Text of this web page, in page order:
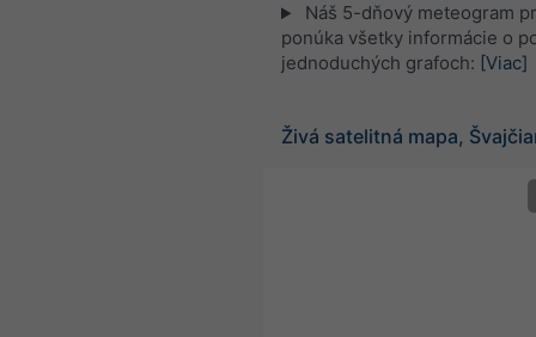
Náš 5-dňový meteogram
ponúka všetky informácie o
jednoduchých grafoch: [Viac]
Živá satelitná mapa,